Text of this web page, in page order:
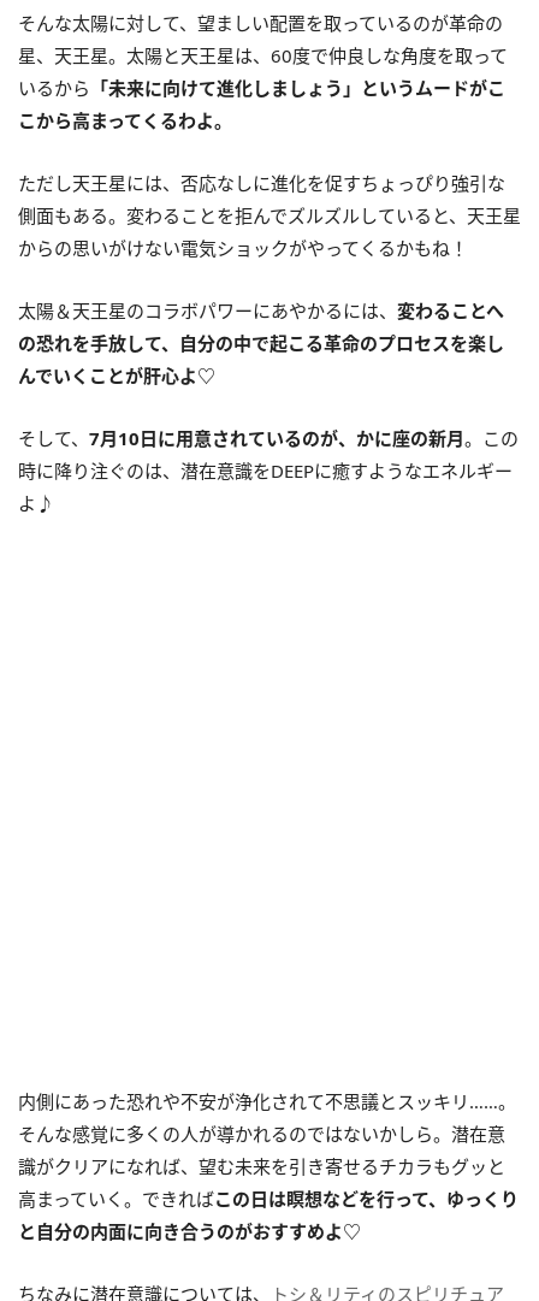
そんな太陽に対して、望ましい配置を取っているのが革命の
星、天王星。太陽と天王星は、60度で仲良しな角度を取って
いるから 「未来に向けて進化しましょう」というムードがこ
こから高まってくるわよ。
ただし天王星には、否応なしに進化を促すちょっぴり強引な
側面もある。変わることを拒んでズルズルしていると、天王星
からの思いがけない電気ショックがやってくるかもね！
太陽＆天王星のコラボパワーにあやかるには、 変わることへ
の恐れを手放して、自分の中で起こる革命のプロセスを楽し
んでいくことが肝心よ♡
そして、 7月10日に用意されているのが、かに座の新月。この
時に降り注ぐのは、潜在意識をDEEPに癒すようなエネルギー
よ♪
内側にあった恐れや不安が浄化されて不思議とスッキリ……。
そんな感覚に多くの人が導かれるのではないかしら。潜在意
識がクリアになれば、望む未来を引き寄せるチカラもグッと
高まっていく。できればこの日は瞑想などを行って、ゆっくり
と自分の内面に向き合うのがおすすめよ♡
ちなみに潜在意識については、 トシ＆リティのスピリチュア